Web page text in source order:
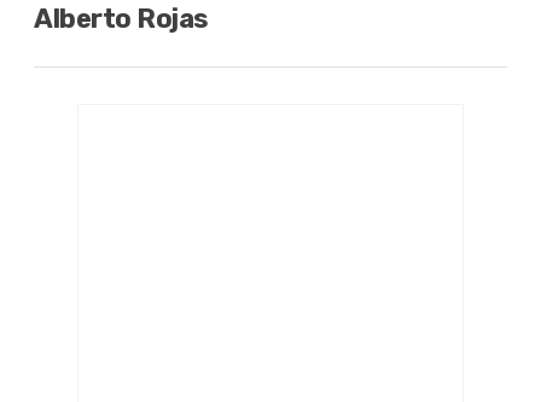
Alberto Rojas